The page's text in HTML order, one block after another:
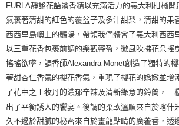
FURLA靜謐花語淡香精以充滿活力的義大利柑橘
氣裹著清甜的紅色的覆盆子及多汁甜梨，清甜的果
西西里島嶼上的豔陽，帶領我們體會了義大利西西
以三重花香包裹前調的樂觀輕盈，微風吹拂花朵搖
搖搖欲墜，調香師Alexandra Monet創造了獨特的
著甜杏仁香氣的櫻花香氣，重現了櫻花的嬌嫩並增
了花中之王牧丹的濃郁辛辣及清新綠意的鈴蘭，三
出了平衡誘人的饗宴。後調的柔軟溫順來自於喀什
久不過於甜膩的秘密來自於畫龍點睛的廣藿香，透